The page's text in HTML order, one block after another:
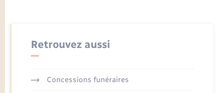
Retrouvez aussi
Concessions funéraires